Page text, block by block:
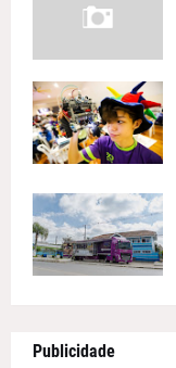
Publicidade